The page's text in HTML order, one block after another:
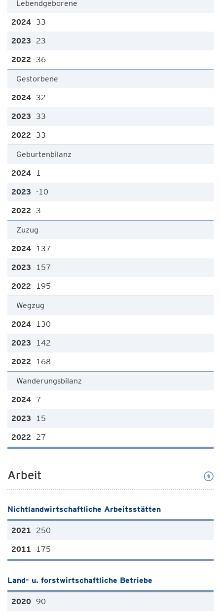
Lebendgeborene
33
23
36
Gestorbene
32
33
33
Geburtenbilanz
1
-10
3
Zuzug
137
157
195
Wegzug
130
142
168
Wanderungsbilanz
7
15
27
Arbeit
Nichtlandwirtschaftliche Arbeitsstätten
250
175
Land- u. forstwirtschaftliche Betriebe
90